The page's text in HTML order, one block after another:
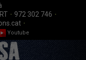
· 972 302 746 ·
·
Youtube